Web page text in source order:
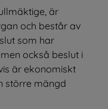
är
och består av
som har
också beslut i
är ekonomiskt
större mängd